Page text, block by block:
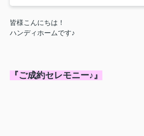
皆様こんにちは！
ハンディホームです♪
『ご成約セレモニー♪』